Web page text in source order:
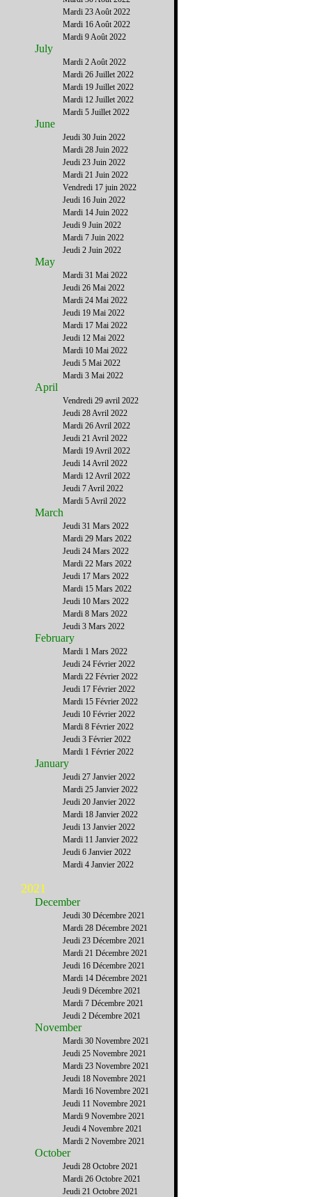
Mardi 23 Août 2022
Mardi 16 Août 2022
Mardi 9 Août 2022
July
Mardi 2 Août 2022
Mardi 26 Juillet 2022
Mardi 19 Juillet 2022
Mardi 12 Juillet 2022
Mardi 5 Juillet 2022
June
Jeudi 30 Juin 2022
Mardi 28 Juin 2022
Jeudi 23 Juin 2022
Mardi 21 Juin 2022
Vendredi 17 juin 2022
Jeudi 16 Juin 2022
Mardi 14 Juin 2022
Jeudi 9 Juin 2022
Mardi 7 Juin 2022
Jeudi 2 Juin 2022
May
Mardi 31 Mai 2022
Jeudi 26 Mai 2022
Mardi 24 Mai 2022
Jeudi 19 Mai 2022
Mardi 17 Mai 2022
Jeudi 12 Mai 2022
Mardi 10 Mai 2022
Jeudi 5 Mai 2022
Mardi 3 Mai 2022
April
Vendredi 29 avril 2022
Jeudi 28 Avril 2022
Mardi 26 Avril 2022
Jeudi 21 Avril 2022
Mardi 19 Avril 2022
Jeudi 14 Avril 2022
Mardi 12 Avril 2022
Jeudi 7 Avril 2022
Mardi 5 Avril 2022
March
Jeudi 31 Mars 2022
Mardi 29 Mars 2022
Jeudi 24 Mars 2022
Mardi 22 Mars 2022
Jeudi 17 Mars 2022
Mardi 15 Mars 2022
Jeudi 10 Mars 2022
Mardi 8 Mars 2022
Jeudi 3 Mars 2022
February
Mardi 1 Mars 2022
Jeudi 24 Février 2022
Mardi 22 Février 2022
Jeudi 17 Février 2022
Mardi 15 Février 2022
Jeudi 10 Février 2022
Mardi 8 Février 2022
Jeudi 3 Février 2022
Mardi 1 Février 2022
January
Jeudi 27 Janvier 2022
Mardi 25 Janvier 2022
Jeudi 20 Janvier 2022
Mardi 18 Janvier 2022
Jeudi 13 Janvier 2022
Mardi 11 Janvier 2022
Jeudi 6 Janvier 2022
Mardi 4 Janvier 2022
2021
December
Jeudi 30 Décembre 2021
Mardi 28 Décembre 2021
Jeudi 23 Décembre 2021
Mardi 21 Décembre 2021
Jeudi 16 Décembre 2021
Mardi 14 Décembre 2021
Jeudi 9 Décembre 2021
Mardi 7 Décembre 2021
Jeudi 2 Décembre 2021
November
Mardi 30 Novembre 2021
Jeudi 25 Novembre 2021
Mardi 23 Novembre 2021
Jeudi 18 Novembre 2021
Mardi 16 Novembre 2021
Jeudi 11 Novembre 2021
Mardi 9 Novembre 2021
Jeudi 4 Novembre 2021
Mardi 2 Novembre 2021
October
Jeudi 28 Octobre 2021
Mardi 26 Octobre 2021
Jeudi 21 Octobre 2021